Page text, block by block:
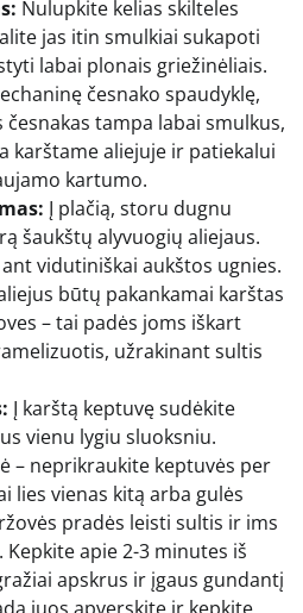
Nulupkite kelias skilteles
jas itin smulkiai sukapoti
labai plonais griežinėliais.
česnako spaudyklę,
tampa labai smulkus,
karštame aliejuje ir patiekalui
kartumo.
Į plačią, storu dugnu
šaukštų alyvuogių aliejaus.
vidutiniškai aukštos ugnies.
būtų pakankamai karštas
– tai padės joms iškart
užrakinant sultis
Į karštą keptuvę sudėkite
vienu lygiu sluoksniu.
– neprikraukite keptuvės per
lies vienas kitą arba gulės
pradės leisti sultis ir ims
apie 2-3 minutes iš
apskrus ir įgaus gundantį